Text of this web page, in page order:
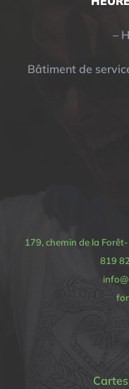
–
Bâtiment de
179, chemin de la
819